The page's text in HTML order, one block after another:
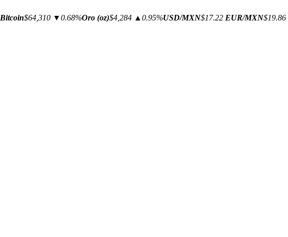
Bitcoin$64,310 ▼0.68%Oro (oz)$4,284 ▲0.95%USD/MXN$17.22 EUR/MXN$19.86